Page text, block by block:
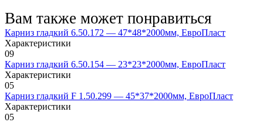
Вам также может понравиться
Карниз гладкий 6.50.172 — 47*48*2000мм, ЕвроПласт
Характеристики
09
Карниз гладкий 6.50.154 — 23*23*2000мм, ЕвроПласт
Характеристики
05
Карниз гладкий F 1.50.299 — 45*37*2000мм, ЕвроПласт
Характеристики
05